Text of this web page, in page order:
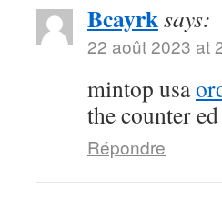
Bcayrksays:
22 août 2023 at
mintop usa
the counter
Répondre